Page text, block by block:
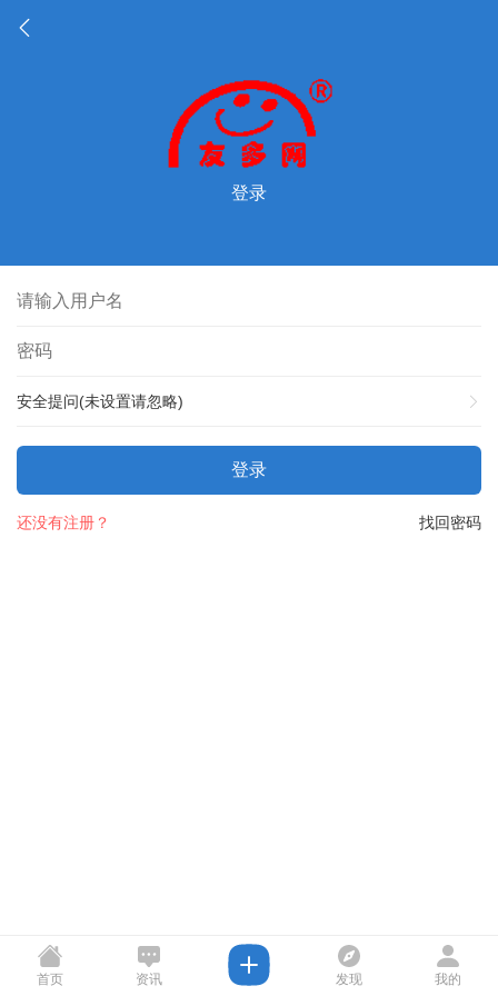
登录
安全提问(未设置请忽略)
登录
找回密码
还没有注册？
首页 资讯 发现 我的